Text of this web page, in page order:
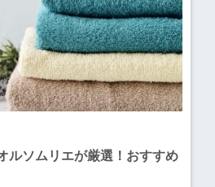
ルソムリエが厳選！おすすめ